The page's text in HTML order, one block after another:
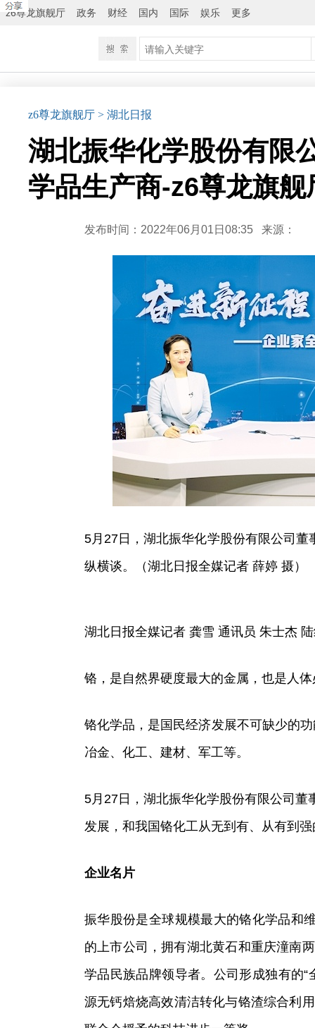
z6尊龙旗舰厅 政务 财经 国内 国际 娱乐 更多
z6尊龙旗舰厅 > 湖北日报
湖北振华化学股份有限
学品生产商-z6尊龙旗舰
发布时间：2022年06月01日08:35 来源：
5月27日，湖北振华化学股份有限公司
纵横谈。（湖北日报全媒记者 薛婷 摄）
湖北日报全媒记者 龚雪 通讯员 朱士杰
铬，是自然界硬度最大的金属，也是人
铬化学品，是国民经济发展不可缺少的
冶金、化工、建材、军工等。
5月27日，湖北振华化学股份有限公司
发展，和我国铬化工从无到有、从有到
企业名片
振华股份是全球规模最大的铬化学品和
的上市公司，拥有湖北黄石和重庆潼南
学品民族品牌领导者。公司形成独有的“
源无钙焙烧高效清洁转化与铬渣综合利